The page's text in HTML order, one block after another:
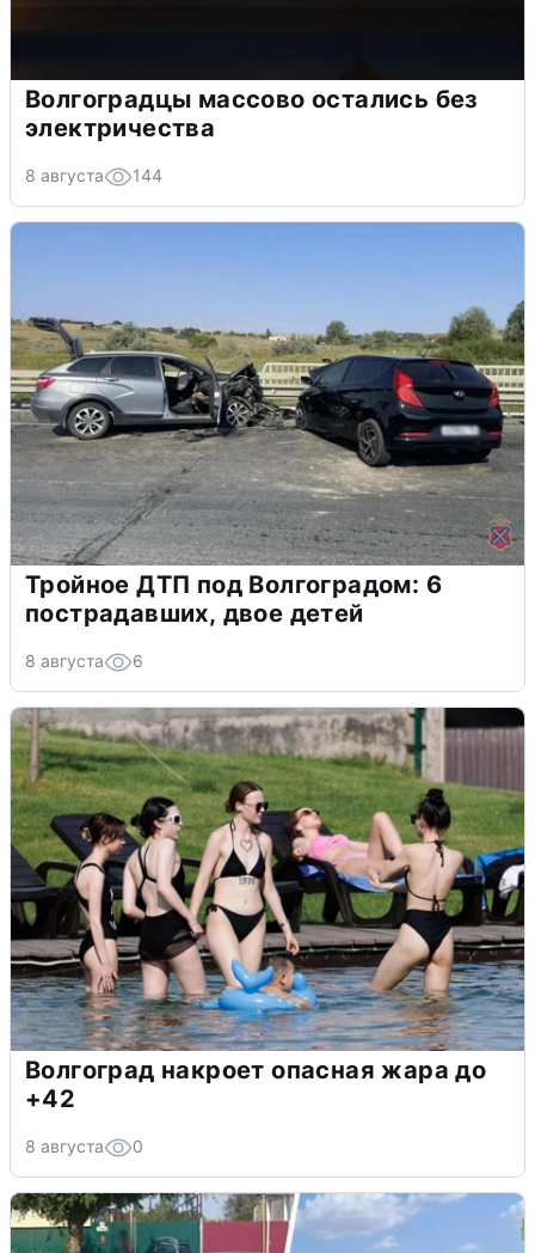
Волгоградцы массово остались без
электричества
8 августа 144
Тройное ДТП под Волгоградом: 6
пострадавших, двое детей
8 августа 6
Волгоград накроет опасная жара до
+42
8 августа 0